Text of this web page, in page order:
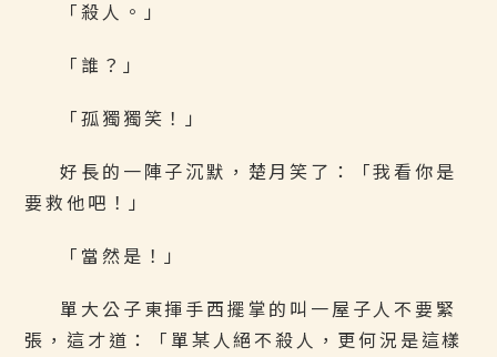
「殺人。」
「誰？」
「孤獨獨笑！」
好長的一陣子沉默，楚月笑了：「我看你是
要救他吧！」
「當然是！」
單大公子東揮手西擺掌的叫一屋子人不要緊
張，這才道：「單某人絕不殺人，更何況是這樣